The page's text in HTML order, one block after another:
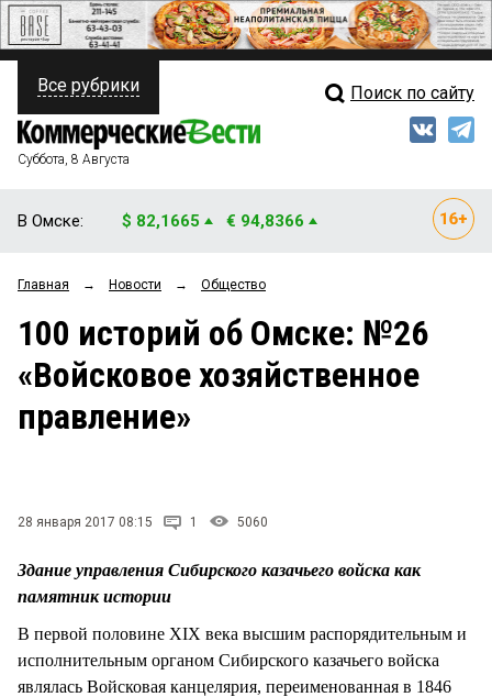
ПОЛИТИКА
ФИНАНСЫ
ОБЩЕСТВО
ЗАКОН
Свежий выпуск
Рейтинги
Блоги
Все рубрики Поиск по сайту
Суббота, 8 Августа
В Омске: $ 82,1665 € 94,8366
Главная → Новости → Общество
100 историй об Омске: №26
«Войсковое хозяйственное
правление»
28 января 2017 08:15 1 5060
Здание управления Сибирского казачьего войска как
памятник истории
В первой половине XIX века высшим распорядительным и
исполнительным органом Сибирского казачьего войска
являлась Войсковая канцелярия, переименованная в 1846